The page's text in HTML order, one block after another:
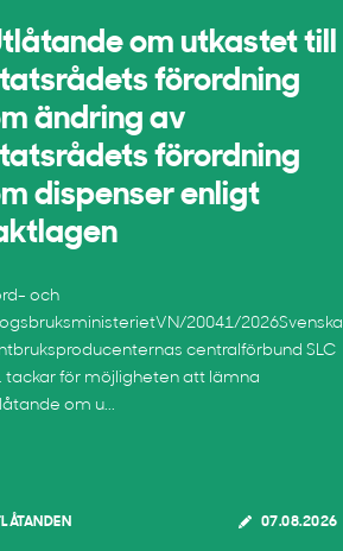
om utkastet till
förordning
ändring av
förordning
dispenser enligt
och
20041/2026Svenska
centralförbund SLC
tackar för möjligheten att lämna
om u...
07.08.2026